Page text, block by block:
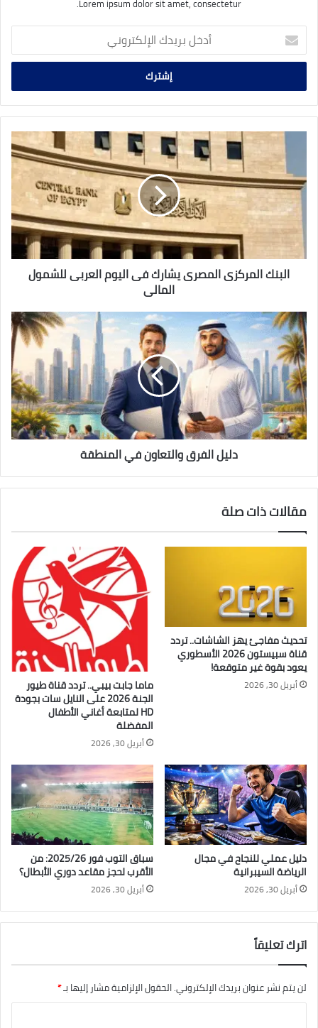
Lorem ipsum dolor sit amet, consectetur.
أدخل
بريدك
الإلكتروني
المركزى
المصرى
يشارك
فى
اليوم
العربى
للشمول
المالى
البنك المركزى المصرى يشارك فى اليوم العربى للشمول
المالى
دليل
الفرق
والتعاون
في
المنطقة
دليل الفرق والتعاون في المنطقة
مقالات ذات صلة
تحديث مفاجئ يهز الشاشات.. تردد
قناة سبيستون 2026 الأسطوري
يعود بقوة غير متوقعة!
أبريل 30, 2026 ماما جابت بيبي.. تردد قناة طيور
الجنة 2026 على النايل سات بجودة
HD لمتابعة أغاني الأطفال
المفضلة
أبريل 30, 2026
دليل عملي للنجاح في مجال
الرياضة السيبرانية
أبريل 30, 2026
سباق التوب فور 2025/26: من
الأقرب لحجز مقاعد دوري الأبطال؟
أبريل 30, 2026
اترك تعليقاً
لن يتم نشر عنوان بريدك الإلكتروني.الحقول الإلزامية مشار إليها بـ*